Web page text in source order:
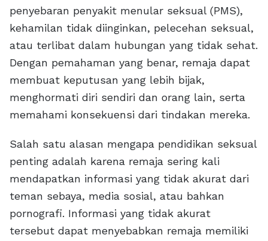
penyebaran penyakit menular seksual (PMS),
kehamilan tidak diinginkan, pelecehan seksual,
atau terlibat dalam hubungan yang tidak sehat.
Dengan pemahaman yang benar, remaja dapat
membuat keputusan yang lebih bijak,
menghormati diri sendiri dan orang lain, serta
memahami konsekuensi dari tindakan mereka.
Salah satu alasan mengapa pendidikan seksual
penting adalah karena remaja sering kali
mendapatkan informasi yang tidak akurat dari
teman sebaya, media sosial, atau bahkan
pornografi. Informasi yang tidak akurat
tersebut dapat menyebabkan remaja memiliki